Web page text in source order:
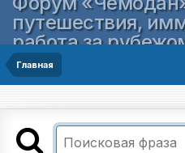
путешествия,
работа за
Главная